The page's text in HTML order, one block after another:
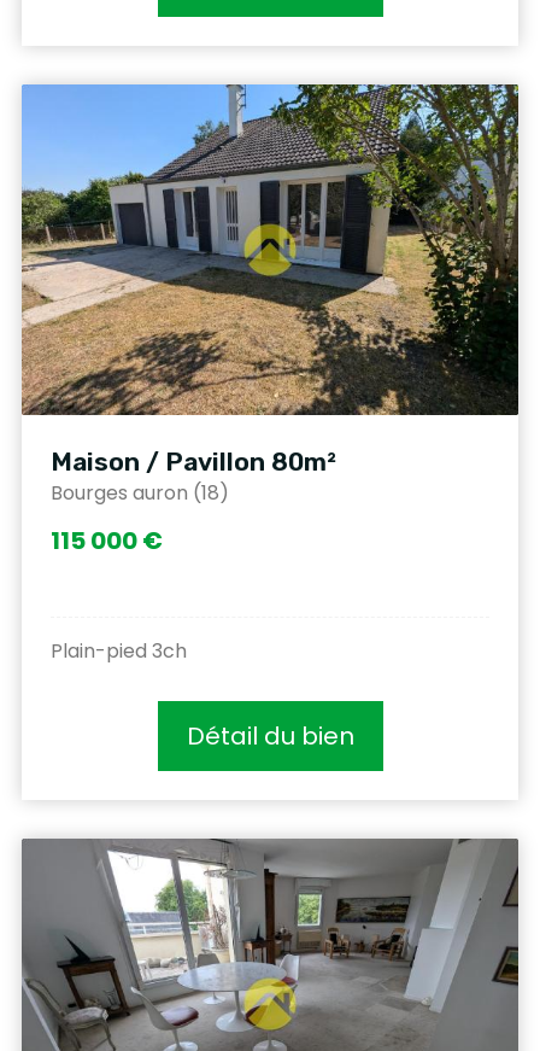
Maison / Pavillon 80m²
Bourges auron (18)
115 000 €
Plain-pied 3ch
Détail du bien